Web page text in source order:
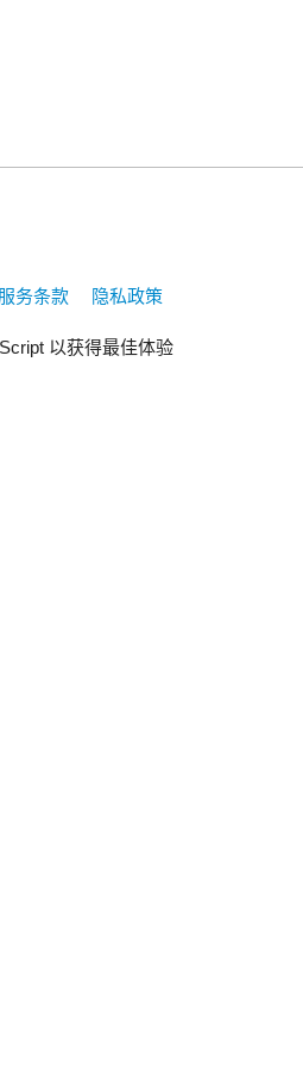
服务条款 隐私政策
以获得最佳体验